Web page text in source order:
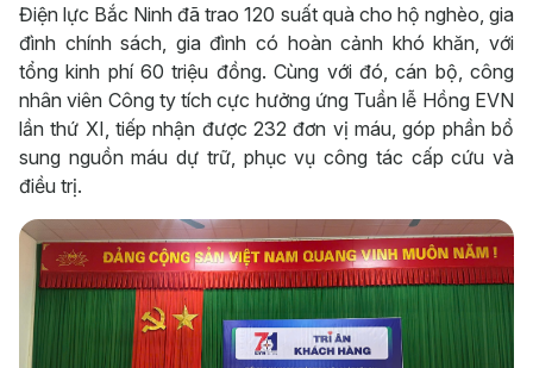
Điện lực Bắc Ninh đã trao 120 suất quà cho hộ nghèo, gia
đình chính sách, gia đình có hoàn cảnh khó khăn, với
tổng kinh phí 60 triệu đồng. Cùng với đó, cán bộ, công
nhân viên Công ty tích cực hưởng ứng Tuần lễ Hồng EVN
lần thứ XI, tiếp nhận được 232 đơn vị máu, góp phần bổ
sung nguồn máu dự trữ, phục vụ công tác cấp cứu và
điều trị.